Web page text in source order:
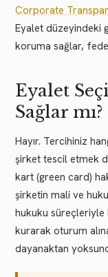
Corporate
Eyalet düzeyindeki
koruma sağlar,
Eyalet
Sağlar mı?
Hayır. Tercihiniz
şirket tescil etmek
kart (green card)
şirketin mali ve
hukuku süreçleriyle
kurarak oturum
dayanaktan